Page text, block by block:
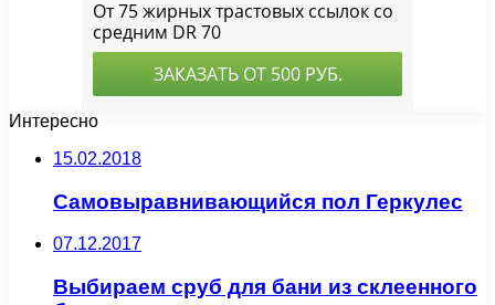
Интересно
15.02.2018
Самовыравнивающийся пол Геркулес
07.12.2017
Выбираем сруб для бани из склеенного